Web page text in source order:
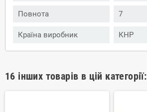
Повнота 7
Країна виробник КНР
16 інших товарів в цій категорії: